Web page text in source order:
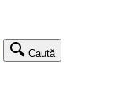
Caută